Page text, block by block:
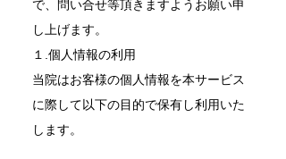
で、問い合せ等頂きますようお願い申
し上げます。
１.個人情報の利用
当院はお客様の個人情報を本サービス
に際して以下の目的で保有し利用いた
します。